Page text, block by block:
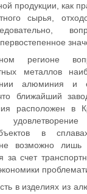
продукции, как
сырья,
регионе
металлов
алюминия и
ближайший
расположен в
в
возможно лишь
за счет
в изделиях из